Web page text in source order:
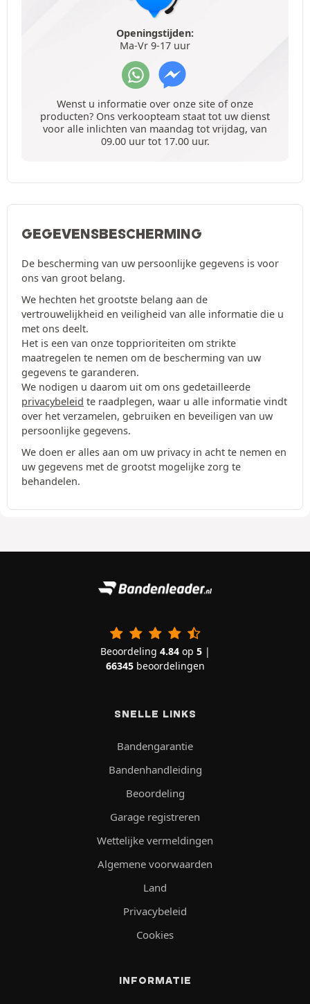
Openingstijden:
Ma-Vr 9-17 uur
Wenst u informatie over onze site of onze
producten? Ons verkoopteam staat tot uw dienst
voor alle inlichten van maandag tot vrijdag, van
09.00 uur tot 17.00 uur.
GEGEVENSBESCHERMING
De bescherming van uw persoonlijke gegevens is voor
ons van groot belang.
We hechten het grootste belang aan de
vertrouwelijkheid en veiligheid van alle informatie die u
met ons deelt.
Het is een van onze topprioriteiten om strikte
maatregelen te nemen om de bescherming van uw
gegevens te garanderen.
We nodigen u daarom uit om ons gedetailleerde
privacybeleid te raadplegen, waar u alle informatie vindt
over het verzamelen, gebruiken en beveiligen van uw
persoonlijke gegevens.
We doen er alles aan om uw privacy in acht te nemen en
uw gegevens met de grootst mogelijke zorg te
behandelen.
Beoordeling 4.84op 5|
66345beoordelingen
SNELLE LINKS
Bandengarantie
Bandenhandleiding
Beoordeling
Garage registreren
Wettelijke vermeldingen
Algemene voorwaarden
Land
Privacybeleid
Cookies
INFORMATIE